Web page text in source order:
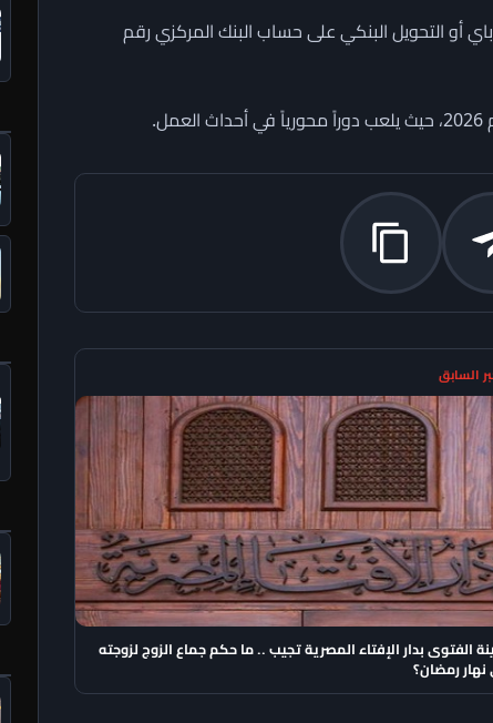
أو التحويل البنكي على حساب البنك المركزي رقم
السابق
الفتوى بدار الإفتاء المصرية تجيب .. ما حكم جماع الزوج لزوجته
نهار رمضان؟